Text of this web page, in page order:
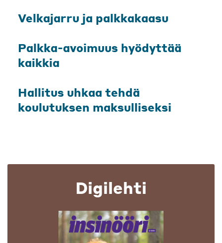
Velkajarru ja palkkakaasu
Palkka-avoimuus hyödyttää
kaikkia
Hallitus uhkaa tehdä
koulutuksen maksulliseksi
Digilehti